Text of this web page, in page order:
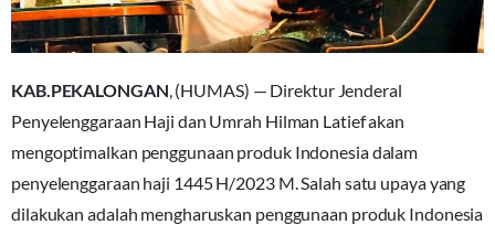
KAB.PEKALONGAN , (HUMAS) — Direktur Jenderal
Penyelenggaraan Haji dan Umrah Hilman Latief akan
mengoptimalkan penggunaan produk Indonesia dalam
penyelenggaraan haji 1445 H/2023 M. Salah satu upaya yang
dilakukan adalah mengharuskan penggunaan produk Indonesia